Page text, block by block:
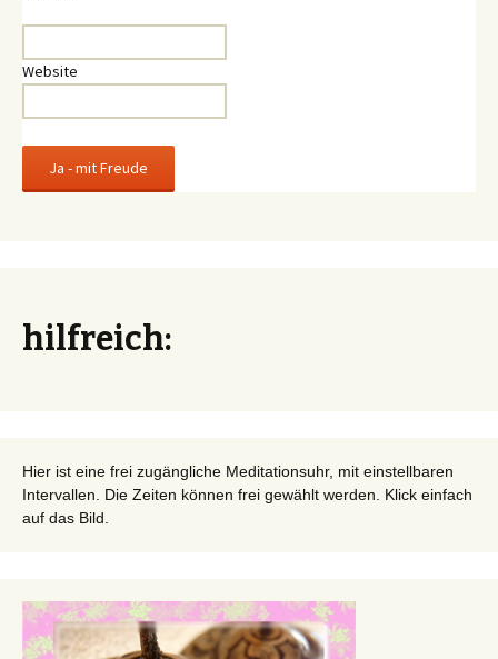
Website
hilfreich:
Hier ist eine frei zugängliche Meditationsuhr, mit einstellbaren
Intervallen. Die Zeiten können frei gewählt werden. Klick einfach
auf das Bild.